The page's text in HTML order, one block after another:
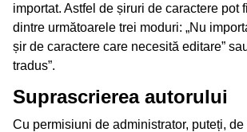
importat. Astfel de șiruri de caractere pot
dintre următoarele trei moduri: „Nu
șir de caractere care necesită editare”
tradus”.
Suprascrierea autorului
Cu permisiuni de administrator, puteți,